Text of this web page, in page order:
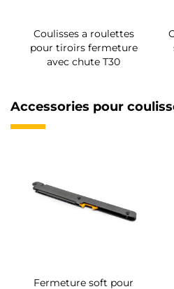
Coulisses a roulettes
pour tiroirs fermeture
avec chute T30
Accessories pour
Fermeture soft pour